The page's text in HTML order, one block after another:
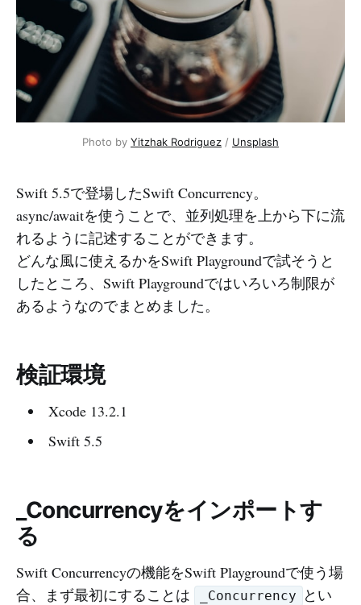
Photo by Yitzhak Rodriguez / Unsplash
Swift 5.5で登場したSwift Concurrency。
async/awaitを使うことで、並列処理を上から下に流
れるように記述することができます。
どんな風に使えるかをSwift Playgroundで試そうと
したところ、Swift Playgroundではいろいろ制限が
あるようなのでまとめました。
検証環境
Xcode 13.2.1
Swift 5.5
_Concurrencyをインポートす
る
Swift Concurrencyの機能をSwift Playgroundで使う場
合、まず最初にすることは
_Concurrency
とい